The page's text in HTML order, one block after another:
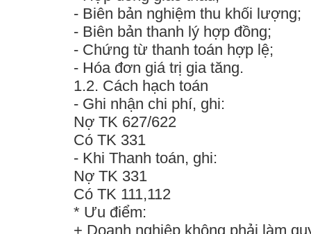
- Biên bản nghiệm thu khối lượng;
- Biên bản thanh lý hợp đồng;
- Chứng từ thanh toán hợp lệ;
- Hóa đơn giá trị gia tăng.
1.2. Cách hạch toán
- Ghi nhận chi phí, ghi:
Nợ TK 627/622
Có TK 331
- Khi Thanh toán, ghi:
Nợ TK 331
Có TK 111,112
* Ưu điểm:
+ Doanh nghiệp không phải làm